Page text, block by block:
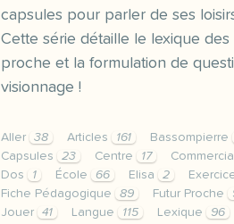
capsules pour parler de ses
Cette série détaille le lexique des
proche et la formulation de
visionnage !
Aller 38 Articles 161 Bassompierre
Capsules
23 Centre 17 Commercial
Dos
1 École 66 Elisa 2
Fiche Pédagogique
89 Futur Proche
Jouer
41 Langue 115 Lexique 96